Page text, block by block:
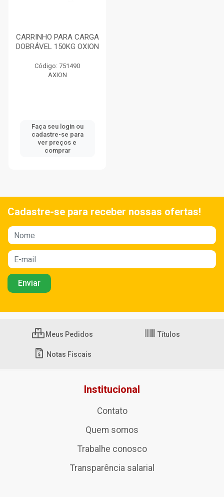
CARRINHO PARA CARGA
DOBRÁVEL 150KG OXION
Código: 751490
AXION
Faça seu login ou
cadastre-se para
ver preços e
comprar
Cadastre-se para receber nossas ofertas!
Meus Pedidos Títulos
Notas Fiscais
Institucional
Contato
Quem somos
Trabalhe conosco
Transparência salarial